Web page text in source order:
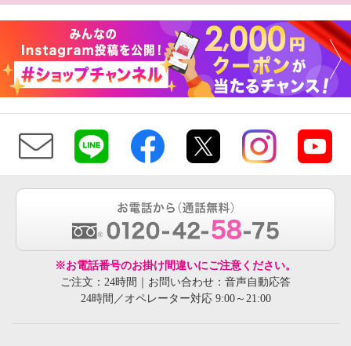
※お電話番号のお掛け間違いにご注意ください。
ご注文：24時間｜お問い合わせ：音声自動応答
24時間／オペレーター対応 9:00～21:00